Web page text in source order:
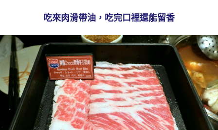
吃來肉滑帶油，吃完口裡還能留香